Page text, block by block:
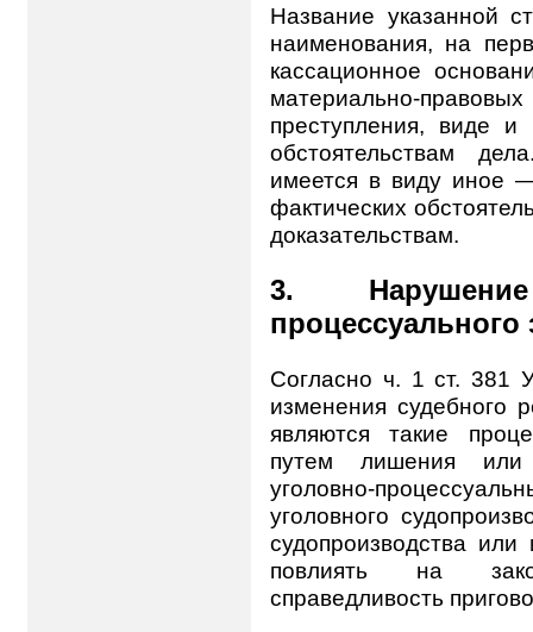
Название указанной
наименования, на
кассационное
материально-
преступления, виде
обстоятельствам
имеется в виду иное
фактических
доказательствам.
3. Нарушение
процессуального
Согласно ч. 1 ст. 381
изменения судебного
являются такие
путем лишения или
уголовно-
уголовного
судопроизводства
повлиять на
справедливость